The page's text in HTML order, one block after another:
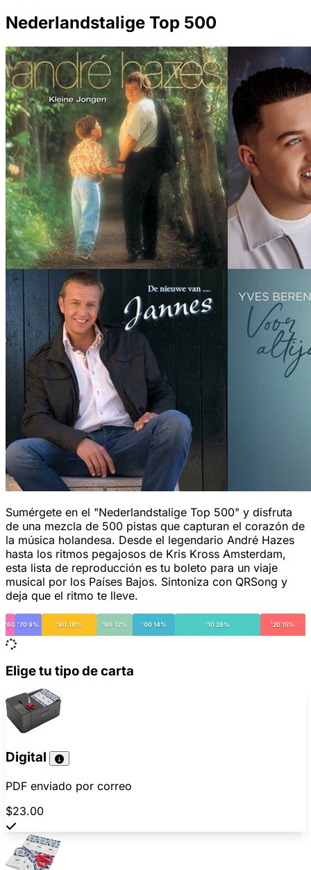
Nederlandstalige Top 500
Sumérgete en el "Nederlandstalige Top 500" y disfruta
de una mezcla de 500 pistas que capturan el corazón de
la música holandesa. Desde el legendario André Hazes
hasta los ritmos pegajosos de Kris Kross Amsterdam,
esta lista de reproducción es tu boleto para un viaje
musical por los Países Bajos. Sintoniza con QRSong y
deja que el ritmo te lleve.
'60 '70 9% '80 18% '90 12% '00 14% '10 28% '20 15%
Elige tu tipo de carta
Digital
PDF enviado por correo
$23.00